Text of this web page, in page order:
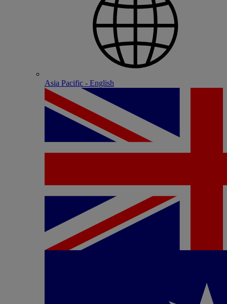
Asia Pacific - English